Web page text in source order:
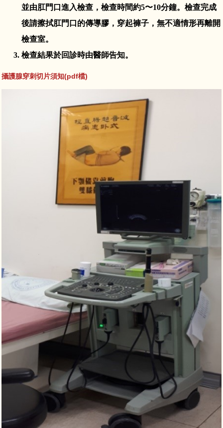
並由肛門口進入檢查，檢查時間約5〜10分鐘。檢查完成
後請擦拭肛門口的傳導膠，穿起褲子，無不適情形再離開
檢查室。
檢查結果於回診時由醫師告知。
攝護腺穿刺切片須知(pdf檔)